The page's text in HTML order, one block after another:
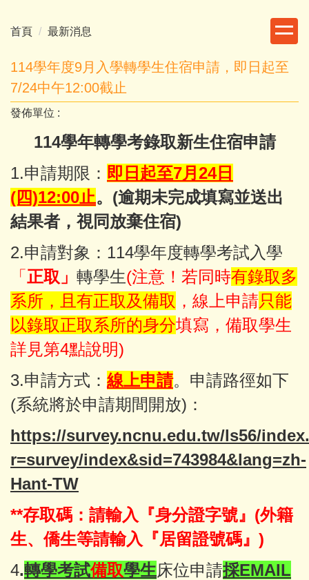
到
要
容
區
首頁 最新消息
114學年度9月入學轉學生住宿申請，即日起至
7/24中午12:00截止
發佈單位 :
114學年轉學考錄取新生住宿申請
1.申請期限： 即日起至7月 24日
(四)12:00止。(逾期未完成填寫並送出
結果者，視同放棄住宿)
2.申請對象：114學年度轉學考試入學
「 正取」 轉學生(注意！若同時有錄取多
系所，且有正取及備取 ，線上申請只能
以錄取正取系所的身分填寫，備取學生
詳見第4點說明)
3.申請方式： 線上申請。申請路徑如下
(系統將於申請期間開放)：
https://survey.ncnu.edu.tw/ls56/
r=survey/index&sid=743984&lang=zh-
Hant-TW
**存取碼：請輸入『身分證字號』(外籍
生、僑生等請輸入『居留證號碼』)
4.轉學考試備取學生床位申請採EMAIL